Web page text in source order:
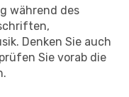
während des
Denken Sie auch
Sie vorab die